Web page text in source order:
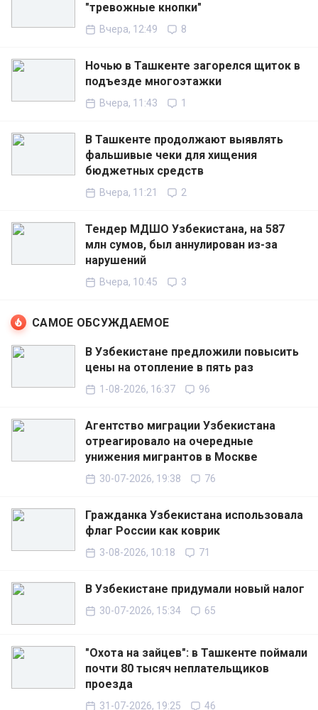
"тревожные кнопки"
Вчера, 12:49 8
Ночью в Ташкенте загорелся щиток в
подъезде многоэтажки
Вчера, 11:43 1
В Ташкенте продолжают выявлять
фальшивые чеки для хищения
бюджетных средств
Вчера, 11:21 2
Тендер МДШО Узбекистана, на 587
млн сумов, был аннулирован из-за
нарушений
Вчера, 10:45 3
САМОЕ ОБСУЖДАЕМОЕ
В Узбекистане предложили повысить
цены на отопление в пять раз
1-08-2026, 16:37 96
Агентство миграции Узбекистана
отреагировало на очередные
унижения мигрантов в Москве
30-07-2026, 19:38 76
Гражданка Узбекистана использовала
флаг России как коврик
3-08-2026, 10:18 71
В Узбекистане придумали новый налог
30-07-2026, 15:34 65
"Охота на зайцев": в Ташкенте поймали
почти 80 тысяч неплательщиков
проезда
31-07-2026, 19:25 46